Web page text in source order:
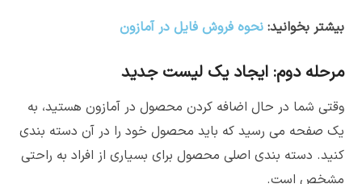
بیشتر بخوانید:نحوه فروش فایل در آمازون
مرحله دوم: ایجاد یک لیست جدید
وقتی شما در حال اضافه کردن محصول در آمازون هستید، به
یک صفحه می رسید که باید محصول خود را در آن دسته بندی
کنید. دسته بندی اصلی محصول برای بسیاری از افراد به راحتی
مشخص است.